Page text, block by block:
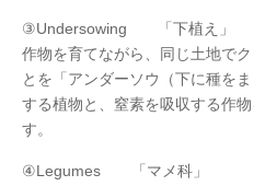
③Undersowing 「下植え」
作物を育てながら、同じ土地で
とを「アンダーソウ（下に種を
する植物と、窒素を吸収する作
す。
④Legumes 「マメ科」